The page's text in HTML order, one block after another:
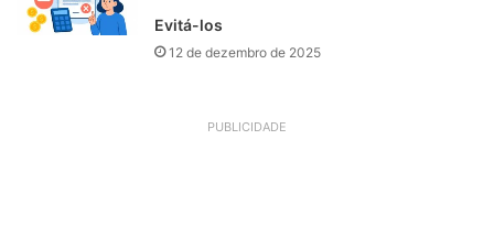
Evitá-los
12 de dezembro de 2025
PUBLICIDADE